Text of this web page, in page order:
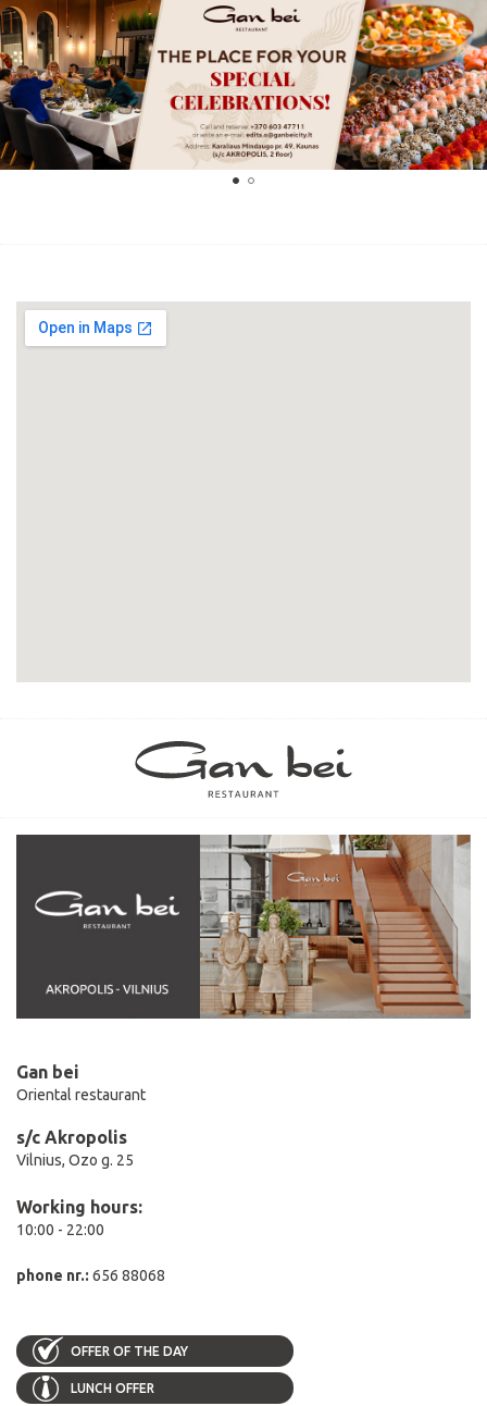
Gan bei
Oriental restaurant
s/c Akropolis
Vilnius, Ozo g. 25
Working hours:
10:00 - 22:00
phone nr.: 656 88068
OFFER OF THE DAY
LUNCH OFFER